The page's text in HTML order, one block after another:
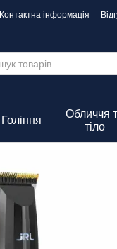
Контактна інформація
Гоління
Обличчя
тіло